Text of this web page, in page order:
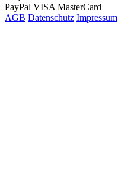
PayPal VISA MasterCard
AGB Datenschutz Impressum